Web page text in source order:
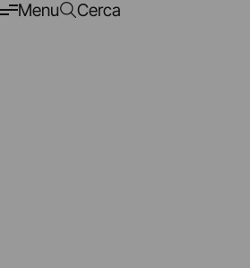
Menu Cerca